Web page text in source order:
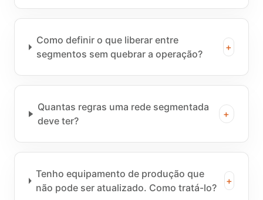
Como definir o que liberar entre
segmentos sem quebrar a operação?
+
Quantas regras uma rede segmentada
deve ter?
+
Tenho equipamento de produção que
não pode ser atualizado. Como tratá-lo?
+